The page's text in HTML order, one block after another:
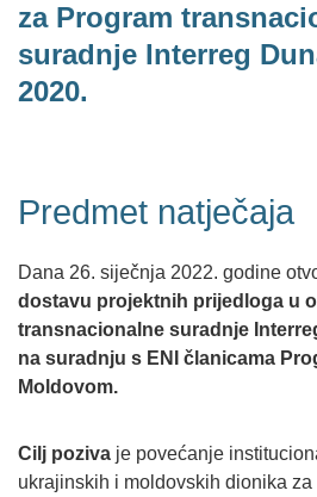
za Program
suradnje Interreg
2020.
Predmet natječaja
Dana 26. siječnja 2022. godine
dostavu projektnih prijedloga u
transnacionalne suradnje
na suradnju s ENI članicama
Moldovom.
Cilj poziva je povećanje
ukrajinskih i moldovskih dionika